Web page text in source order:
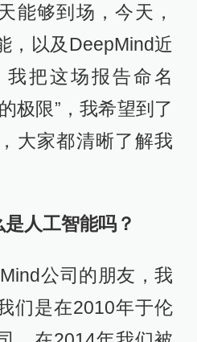
能够到场，今天，
，以及DeepMind近
把这场报告命名
极限”，我希望到了
大家都清晰了解我
是人工智能吗？
公司的朋友，我
们是在2010年于伦